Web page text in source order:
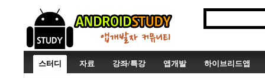
스터디 자료 강좌/특강 앱개발 하이브리드앱